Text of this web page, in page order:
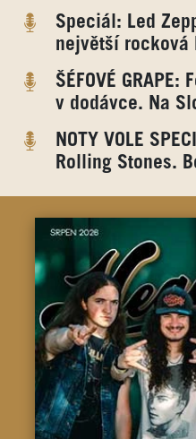
Speciál: Led
největší rocková
ŠÉFOVÉ
v dodávce. Na
NOTY VOLE
Rolling Stones.